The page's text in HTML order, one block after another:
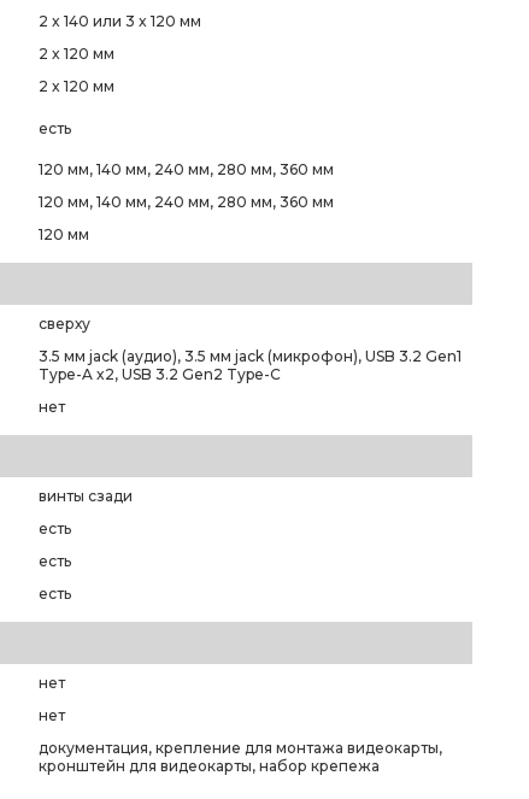
2 x 140 или 3 x 120 мм
2 x 120 мм
2 x 120 мм
есть
120 мм, 140 мм, 240 мм, 280 мм, 360 мм
120 мм, 140 мм, 240 мм, 280 мм, 360 мм
120 мм
сверху
3.5 мм jack (аудио), 3.5 мм jack (микрофон), USB 3.2 Gen1
Type-A x2, USB 3.2 Gen2 Type-C
нет
винты сзади
есть
есть
есть
нет
нет
документация, крепление для монтажа видеокарты,
кронштейн для видеокарты, набор крепежа